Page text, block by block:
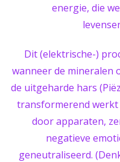
energie, die
Dit (elektrische-)
wanneer de mineralen
de uitgeharde hars
transformerend
door apparaten,
negatieve
geneutraliseerd.